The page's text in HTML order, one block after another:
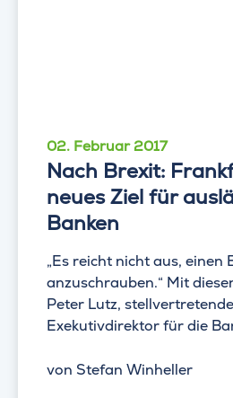
02. Februar 2017
Nach Brexit:
neues Ziel für
Banken
„Es reicht nicht aus, einen
anzuschrauben.“ Mit
Peter Lutz,
Exekutivdirektor für die
von Stefan Winheller